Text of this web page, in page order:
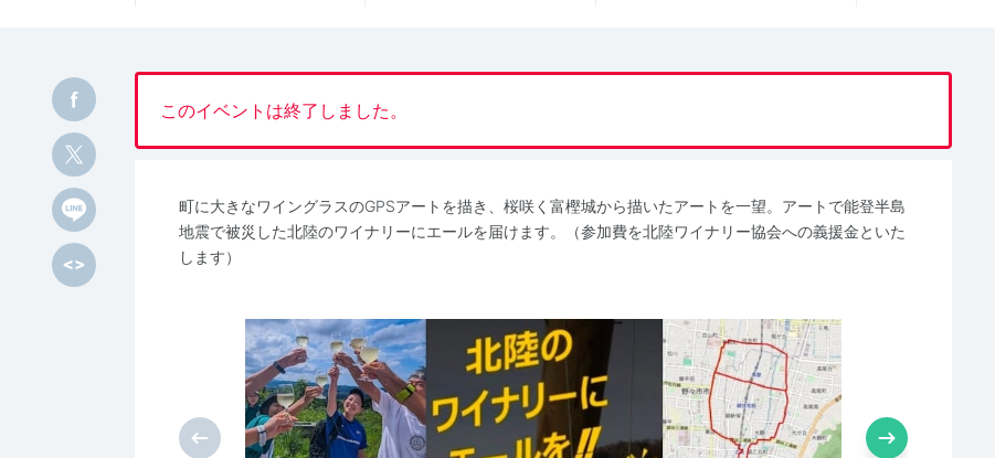
このイベントは終了しました。
町に大きなワイングラスのGPSアートを描き、桜咲く富樫城から描いたアートを一望。アートで能登半島
地震で被災した北陸のワイナリーにエールを届けます。（参加費を北陸ワイナリー協会への義援金といた
します）